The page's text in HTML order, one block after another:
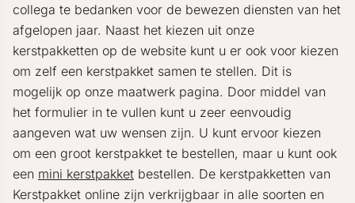
collega te bedanken voor de bewezen diensten van het
afgelopen jaar. Naast het kiezen uit onze
kerstpakketten op de website kunt u er ook voor kiezen
om zelf een kerstpakket samen te stellen. Dit is
mogelijk op onze maatwerk pagina. Door middel van
het formulier in te vullen kunt u zeer eenvoudig
aangeven wat uw wensen zijn. U kunt ervoor kiezen
om een groot kerstpakket te bestellen, maar u kunt ook
een mini kerstpakket bestellen. De kerstpakketten van
Kerstpakket online zijn verkrijgbaar in alle soorten en